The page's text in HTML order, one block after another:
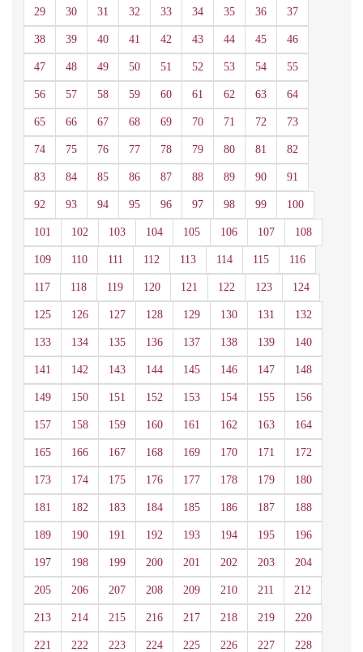
29 30 31 32 33 34 35 36 37
38 39 40 41 42 43 44 45 46
47 48 49 50 51 52 53 54 55
56 57 58 59 60 61 62 63 64
65 66 67 68 69 70 71 72 73
74 75 76 77 78 79 80 81 82
83 84 85 86 87 88 89 90 91
92 93 94 95 96 97 98 99 100
101 102 103 104 105 106 107 108
109 110 111 112 113 114 115 116
117 118 119 120 121 122 123 124
125 126 127 128 129 130 131 132
133 134 135 136 137 138 139 140
141 142 143 144 145 146 147 148
149 150 151 152 153 154 155 156
157 158 159 160 161 162 163 164
165 166 167 168 169 170 171 172
173 174 175 176 177 178 179 180
181 182 183 184 185 186 187 188
189 190 191 192 193 194 195 196
197 198 199 200 201 202 203 204
205 206 207 208 209 210 211 212
213 214 215 216 217 218 219 220
221 222 223 224 225 226 227 228